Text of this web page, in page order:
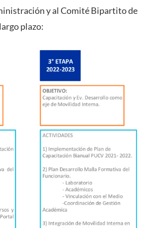
y al Comité Bipartito de
plazo: